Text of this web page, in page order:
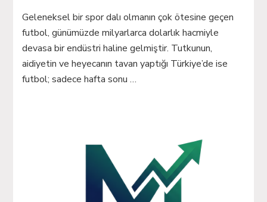
Geleneksel bir spor dalı olmanın çok ötesine geçen
futbol, günümüzde milyarlarca dolarlık hacmiyle
devasa bir endüstri haline gelmiştir. Tutkunun,
aidiyetin ve heyecanın tavan yaptığı Türkiye’de ise
futbol; sadece hafta sonu …